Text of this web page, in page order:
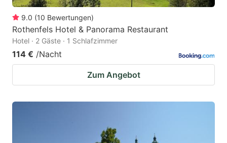
9.0 (10 Bewertungen)
Rothenfels Hotel & Panorama Restaurant
Hotel · 2 Gäste · 1 Schlafzimmer
114 € /Nacht
Zum Angebot